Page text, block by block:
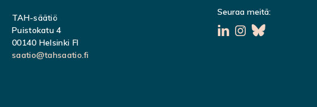
TAH-säätiö
Puistokatu 4
00140 Helsinki FI
saatio@tahsaatio.fi
Seuraa meitä: